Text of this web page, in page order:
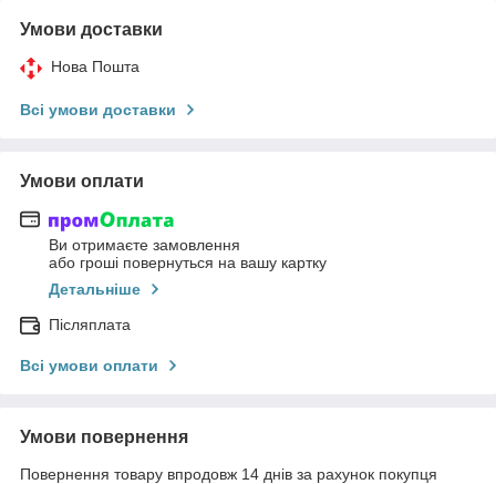
Умови доставки
Нова Пошта
Всі умови доставки
Умови оплати
Ви отримаєте замовлення
або гроші повернуться на вашу картку
Детальніше
Післяплата
Всі умови оплати
Умови повернення
Повернення товару впродовж 14 днів за рахунок покупця